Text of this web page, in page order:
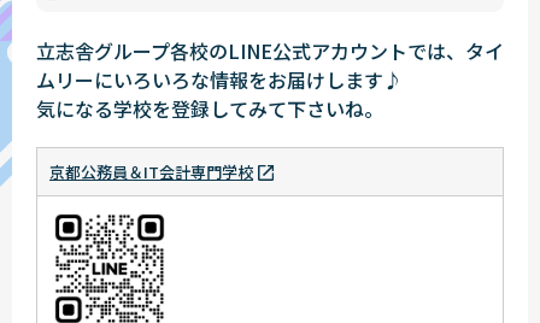
立志舎グループ各校のLINE公式アカウントでは、タイ
ムリーにいろいろな情報をお届けします♪
気になる学校を登録してみて下さいね。
京都公務員＆IT会計専門学校